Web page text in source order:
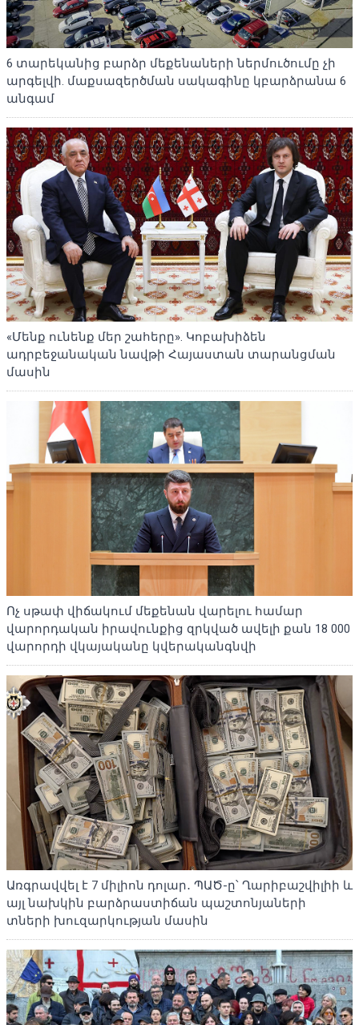
6 տարեկանից բարձր մեքենաների ներմուծումը չի
արգելվի. մաքսազերծման սակագինը կբարձրանա 6
անգամ
«Մենք ունենք մեր շահերը». Կոբախիձեն
ադրբեջանական նավթի Հայաստան տարանցման
մասին
Ոչ սթափ վիճակում մեքենան վարելու համար
վարորդական իրավունքից զրկված ավելի քան 18 000
վարորդի վկայականը կվերականգնվի
Առգրավվել է 7 միլիոն դոլար․ ՊԱԾ-ը՝ Ղարիբաշվիլիի և
այլ նախկին բարձրաստիճան պաշտոնյաների
տների խուզարկության մասին